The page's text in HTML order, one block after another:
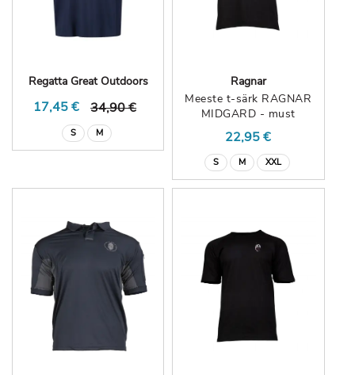
Regatta Great Outdoors
17,45 € 34,90 €
S M
Ragnar
Meeste t-särk RAGNAR
MIDGARD - must
22,95 €
S M XXL